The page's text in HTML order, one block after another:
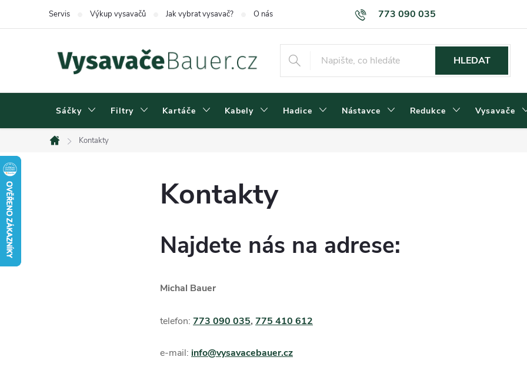
773 090 035
Servis Výkup vysavačů Jak vybrat vysavač? O nás Dodací podmínky Obchodní podmínky
HLEDAT
Sáčky Filtry Kartáče Kabely Hadice Nástavce Redukce Vysavače
Domů
Kontakty
Kontakty
Najdete nás na adrese:
Michal Bauer
telefon: 773 090 035, 775 410 612
e-mail: info@vysavacebauer.cz